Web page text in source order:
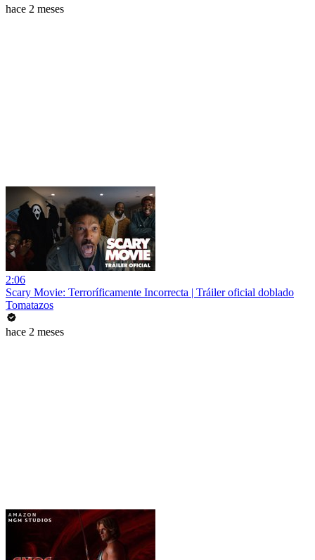
hace 2 meses
2:06
Scary Movie: Terroríficamente Incorrecta | Tráiler oficial doblado
Tomatazos
hace 2 meses